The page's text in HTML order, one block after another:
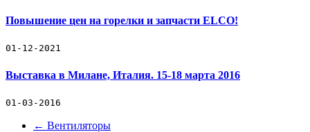
Повышение цен на горелки и запчасти ELCO!
01-12-2021
Выставка в Милане, Италия. 15-18 марта 2016
01-03-2016
← Вентиляторы